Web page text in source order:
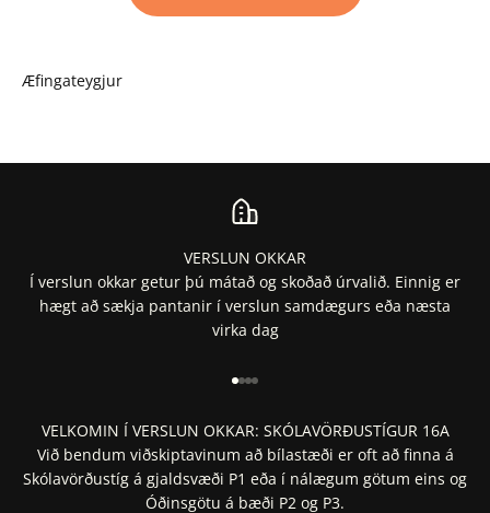
Æfingateygjur
VERSLUN OKKAR
Í verslun okkar getur þú mátað og skoðað úrvalið. Einnig er
hægt að sækja pantanir í verslun samdægurs eða næsta
virka dag
Fara í 1
Fara í 2
Fara í 3
Fara í 4
VELKOMIN Í VERSLUN OKKAR: SKÓLAVÖRÐUSTÍGUR 16A
Við bendum viðskiptavinum að bílastæði er oft að finna á
Skólavörðustíg á gjaldsvæði P1 eða í nálægum götum eins og
Óðinsgötu á bæði P2 og P3.